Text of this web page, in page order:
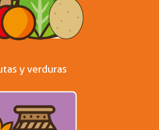
y verduras